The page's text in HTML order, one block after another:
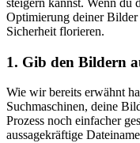
steigern kannst. Wenn du
Optimierung deiner
Sicherheit florieren.
1. Gib den Bildern
Wie wir bereits erwähnt
Suchmaschinen, deine
Prozess noch einfacher
aussagekräftige